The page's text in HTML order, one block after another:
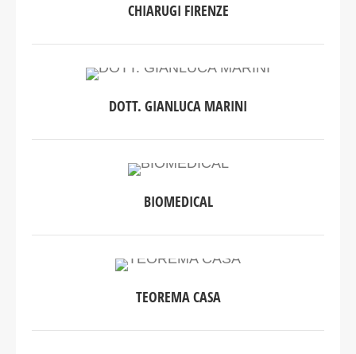
CHIARUGI FIRENZE
DOTT. GIANLUCA MARINI
BIOMEDICAL
TEOREMA CASA